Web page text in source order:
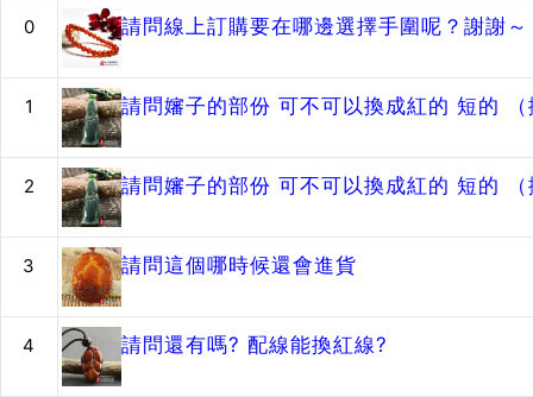
0 請問線上訂購要在哪邊選擇手圍呢？謝謝～
1 請問嬸子的部份 可不可以換成紅的 短的
2 請問嬸子的部份 可不可以換成紅的 短的
3 請問這個哪時候還會進貨
4 請問還有嗎? 配線能換紅線?